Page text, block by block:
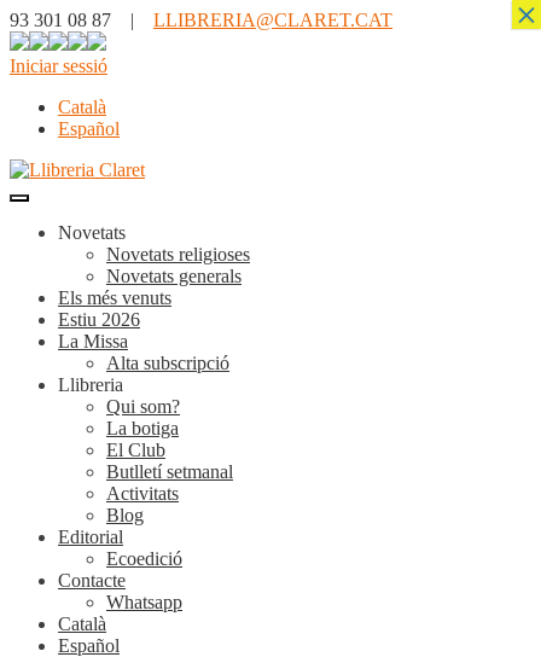
93 301 08 87 | LLIBRERIA@CLARET.CAT
Iniciar sessió
Català
Español
Novetats
Novetats religioses
Novetats generals
Els més venuts
Estiu 2026
La Missa
Alta subscripció
Llibreria
Qui som?
La botiga
El Club
Butlletí setmanal
Activitats
Blog
Editorial
Ecoedició
Contacte
Whatsapp
Català
Español
×